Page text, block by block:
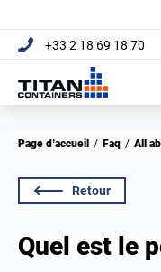
+33 2 18 69 18 70
Page d’accueil / Faq / All
Retour
Quel est le